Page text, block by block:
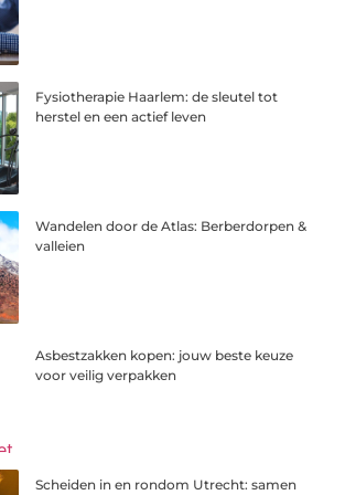
Fysiotherapie Haarlem: de sleutel tot
herstel en een actief leven
Wandelen door de Atlas: Berberdorpen &
valleien
Asbestzakken kopen: jouw beste keuze
voor veilig verpakken
Scheiden in en rondom Utrecht: samen